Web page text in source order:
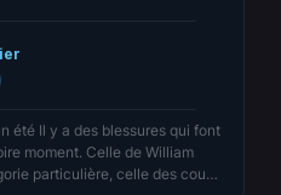
été Il y a des blessures qui font
moment. Celle de William
particulière, celle des coups